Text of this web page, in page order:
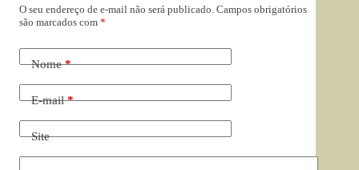
O seu endereço de e-mail não será publicado. Campos obrigatórios
são marcados com *
Nome*
E-mail*
Site